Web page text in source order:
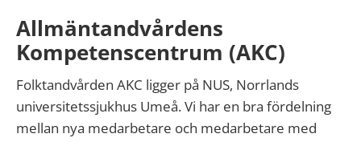
Allmäntandvårdens
Kompetenscentrum (AKC)
Folktandvården AKC ligger på NUS, Norrlands
universitetssjukhus Umeå. Vi har en bra fördelning
mellan nya medarbetare och medarbetare med